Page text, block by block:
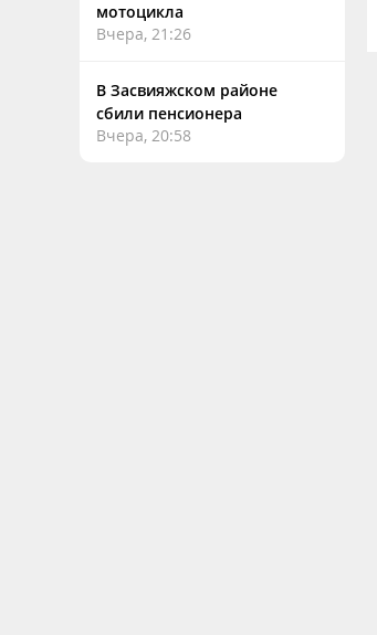
мотоцикла
Вчера, 21:26
В Засвияжском районе
сбили пенсионера
Вчера, 20:58